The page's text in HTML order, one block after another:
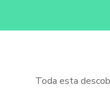
Toda esta